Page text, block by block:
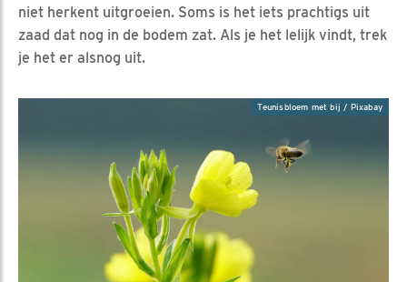
niet herkent uitgroeien. Soms is het iets prachtigs uit
zaad dat nog in de bodem zat. Als je het lelijk vindt, trek
je het er alsnog uit.
Teunisbloem met bij / Pixabay